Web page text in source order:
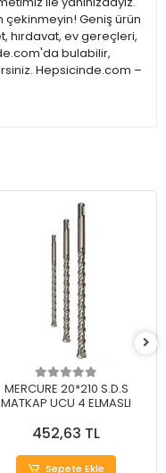
çekinmeyin! Geniş ürün
hırdavat, ev gereçleri,
bulabilir,
Hepsicinde.com –
MERCURE 20*210 S.D.S
MATKAP UCU 4 ELMASLI
452,63 TL
Sepete Ekle